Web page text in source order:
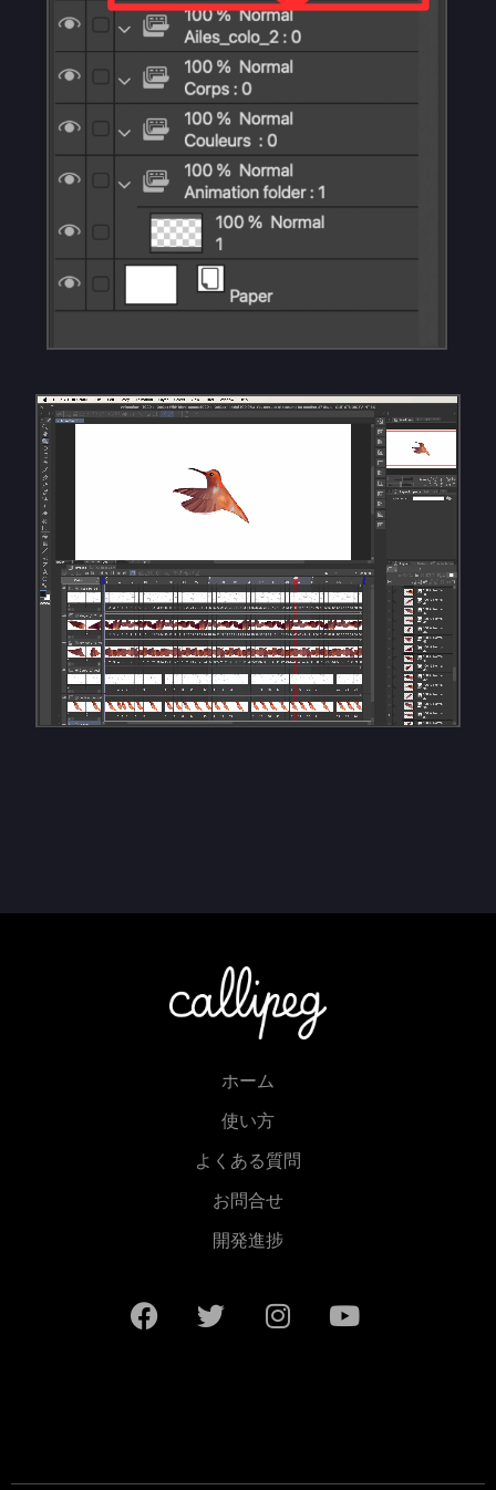
ホーム
使い方
よくある質問
お問合せ
開発進捗